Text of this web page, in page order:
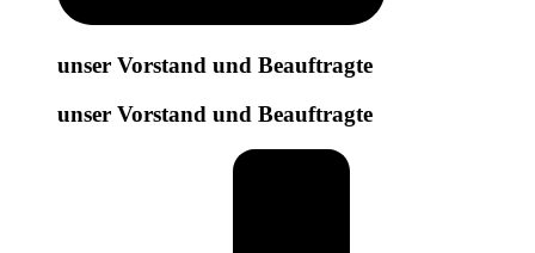
unser Vorstand und Beauftragte
unser Vorstand und Beauftragte